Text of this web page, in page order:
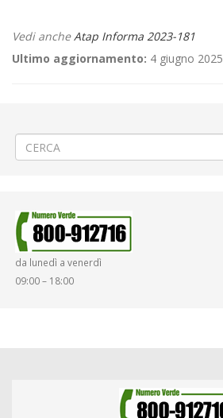
Vedi ancheAtap Informa 2023-181
Ultimo aggiornamento: 4 giugno 2025
da lunedì a venerdì
09:00 – 18:00